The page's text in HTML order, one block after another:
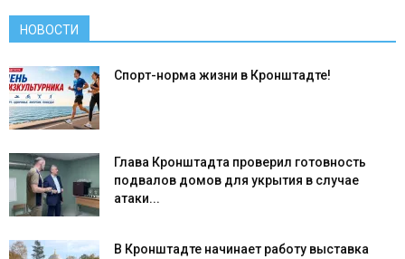
НОВОСТИ
Спорт-норма жизни в Кронштадте!
Глава Кронштадта проверил готовность
подвалов домов для укрытия в случае
атаки...
В Кронштадте начинает работу выставка